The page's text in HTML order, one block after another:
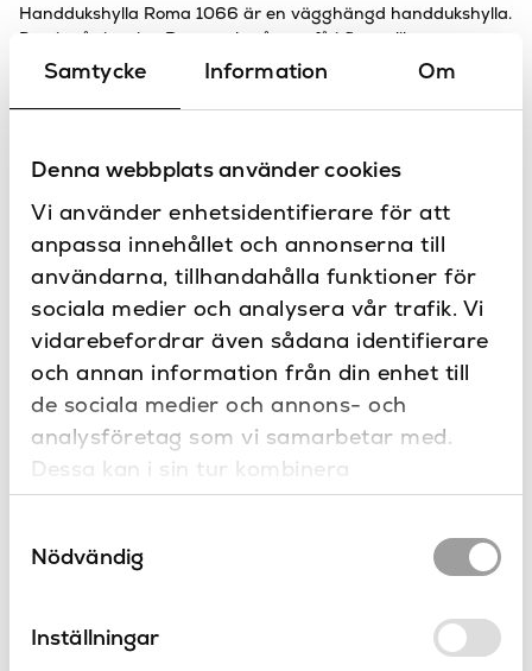
Samtycke Information Om
Denna webbplats använder cookies
Vi använder enhetsidentifierare för att
anpassa innehållet och annonserna till
användarna, tillhandahålla funktioner för
sociala medier och analysera vår trafik. Vi
vidarebefordrar även sådana identifierare
och annan information från din enhet till
de sociala medier och annons- och
analysföretag som vi samarbetar med.
Dessa kan i sin tur kombinera
informationen med annan information som
samlat in när du har använt deras tjänster.
Nödvändig
Inställningar
Handdukshylla Roma 1066 är en vägghängd handdukshylla.
Den ingår i serien Roma och går att få i flera olika
ytbehandlingar. Roma från Stella har sålts i över 90 år. Den
klassiska designen och den tekniska tillförlitligheten har lett
till dess framgång. Vi på Sanova har ett brett urval av
Bredd (mm) 550
Djup (mm) 250
Färg
Brons, Guld, Krom,
Mässing PVD, Matt
nickel, Matt svart, Mörk
brons, Nickel, Nickel PVD,
Rosé guld
Serie
Dokument
Teknisk ritning
Kontakta oss
Har du frågor eller vill du göra en
specialbeställning?